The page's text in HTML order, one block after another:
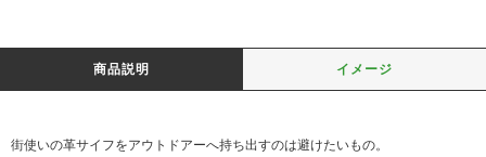
商品説明 イメージ
街使いの革サイフをアウトドアーへ持ち出すのは避けたいもの。